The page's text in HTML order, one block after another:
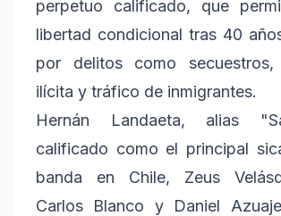
perpetuo calificado, que
libertad condicional tras 40
por delitos como secuestros,
ilícita y tráfico de inmigrantes.
Hernán Landaeta, alias
calificado como el principal
banda en Chile, Zeus
Carlos Blanco y Daniel